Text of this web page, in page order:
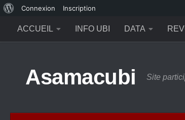
propos
de
Connexion Inscription
ACCUEIL
INFO UBI DATA
Asamacubi Site